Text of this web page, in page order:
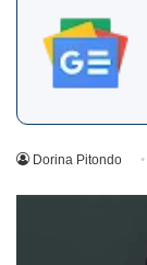
Dorina Pitondo